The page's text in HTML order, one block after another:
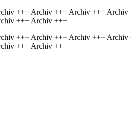
+++ Archiv +++ Archiv +++
+++ Archiv +++
+++ Archiv +++ Archiv +++
+++ Archiv +++